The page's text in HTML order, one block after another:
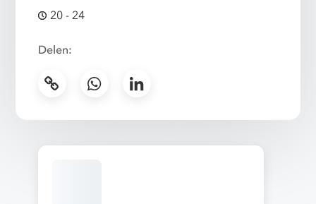
20 - 24
Delen: